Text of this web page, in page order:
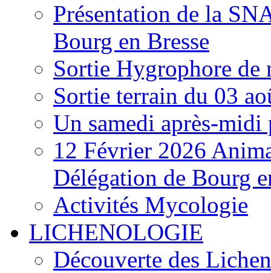
Présentation de la
Bourg en Bresse
Sortie Hygrophore de
Sortie terrain du 03
Un samedi après-
12 Février 2026
Délégation de Bourg
Activités Mycologie
LICHENOLOGIE
Découverte des